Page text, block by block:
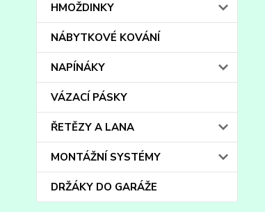
HMOŽDINKY
NÁBYTKOVÉ KOVÁNÍ
NAPÍNÁKY
VÁZACÍ PÁSKY
ŘETĚZY A LANA
MONTÁŽNÍ SYSTÉMY
DRŽÁKY DO GARÁŽE